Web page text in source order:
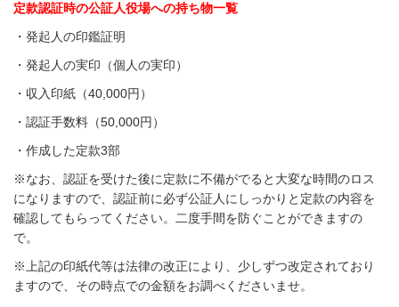
定款認証時の公証人役場への持ち物一覧
・発起人の印鑑証明
・発起人の実印（個人の実印）
・収入印紙（40,000円）
・認証手数料（50,000円）
・作成した定款3部
※なお、認証を受けた後に定款に不備がでると大変な時間のロス
になりますので、認証前に必ず公証人にしっかりと定款の内容を
確認してもらってください。二度手間を防ぐことができますの
で。
※上記の印紙代等は法律の改正により、少しずつ改定されており
ますので、その時点での金額をお調べくださいませ。